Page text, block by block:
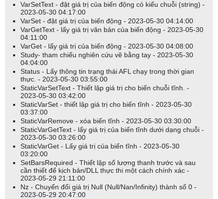
Xem Global_Industry_Classification_Standard để biết thêm thông
tin chi tiết về hệ thống GICS và Industry_Classification_Benchmark
để biết thêm thông tin chi tiết về hệ thống ICB.
Ví dụ:
CategoryGetName(categoryWatchlist, 1);
Chia sẻ:
VarSetText - đặt giá trị của biến động có kiểu chuỗi (string) -
2023-05-30 04:17:00
VarSet - đặt giá trị của biến động - 2023-05-30 04:14:00
VarGetText - lấy giá trị văn bản của biến động - 2023-05-30
04:11:00
VarGet - lấy giá trị của biến động - 2023-05-30 04:08:00
Study- tham chiếu nghiên cứu vẽ bằng tay - 2023-05-30
04:04:00
Status - Lấy thông tin trạng thái AFL chạy trong thời gian
thực. - 2023-05-30 03:55:00
StaticVarSetText - Thiết lập giá trị cho biến chuỗi tĩnh. -
2023-05-30 03:42:00
StaticVarSet - thiết lập giá trị cho biến tĩnh - 2023-05-30
03:37:00
StaticVarRemove - xóa biến tĩnh - 2023-05-30 03:30:00
StaticVarGetText - lấy giá trị của biến tĩnh dưới dạng chuỗi -
2023-05-30 03:26:00
StaticVarGet - Lấy giá trị của biến tĩnh - 2023-05-30
03:20:00
SetBarsRequired - Thiết lập số lượng thanh trước và sau
cần thiết để kịch bản/DLL thực thi một cách chính xác -
2023-05-29 21:11:00
Nz - Chuyển đổi giá trị Null (Null/Nan/Infinity) thành số 0 -
2023-05-29 20:47:00